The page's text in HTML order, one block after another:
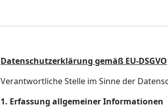
Datenschutzerklärung gemäß EU-DSGVO
Verantwortliche Stelle im Sinne der
1. Erfassung allgemeiner Informationen